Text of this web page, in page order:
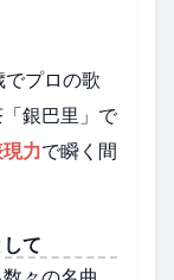
プロの歌
銀巴里」で
力で瞬く間
て